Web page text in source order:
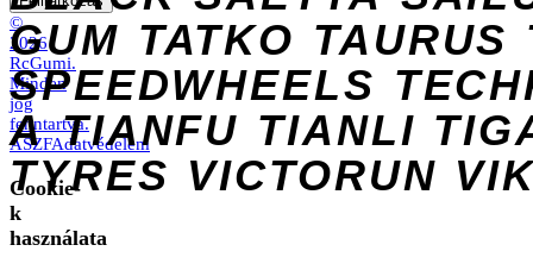
GUM TATKO TAURUS
SPEEDWHEELS
A TIANFU TIANLI
TYRES VICTORUN
©
2026
RcGumi.
Minden
jog
fenntartva.
ÁSZFAdatvédelem
Cookie-
k
használata